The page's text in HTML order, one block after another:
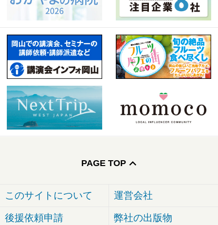
PAGE TOP
このサイトについて 運営会社
後援依頼申請 弊社の出版物